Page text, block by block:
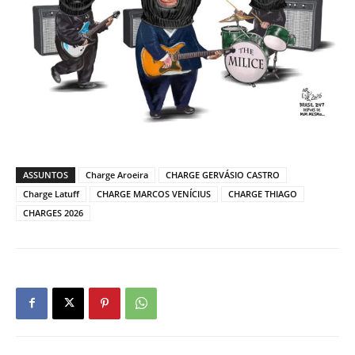
ASSUNTOS Charge Aroeira
CHARGE GERVÁSIO CASTRO
Charge Latuff
CHARGE MARCOS VENÍCIUS
CHARGE THIAGO
CHARGES 2026